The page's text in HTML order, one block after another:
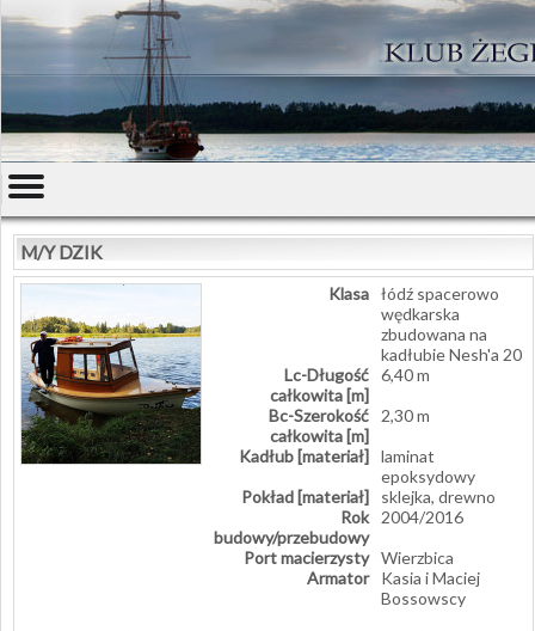
M/Y DZIK
Klasa łódź spacerowo
wędkarska
zbudowana na
kadłubie Nesh'a 20
Lc-Długość
całkowita [m]
6,40 m
Bc-Szerokość
całkowita [m]
2,30 m
Kadłub [materiał] laminat
epoksydowy
Pokład [materiał]
sklejka, drewno
Rok
budowy/przebudowy
2004/2016
Port macierzysty Wierzbica
Armator
Kasia i Maciej
Bossowscy